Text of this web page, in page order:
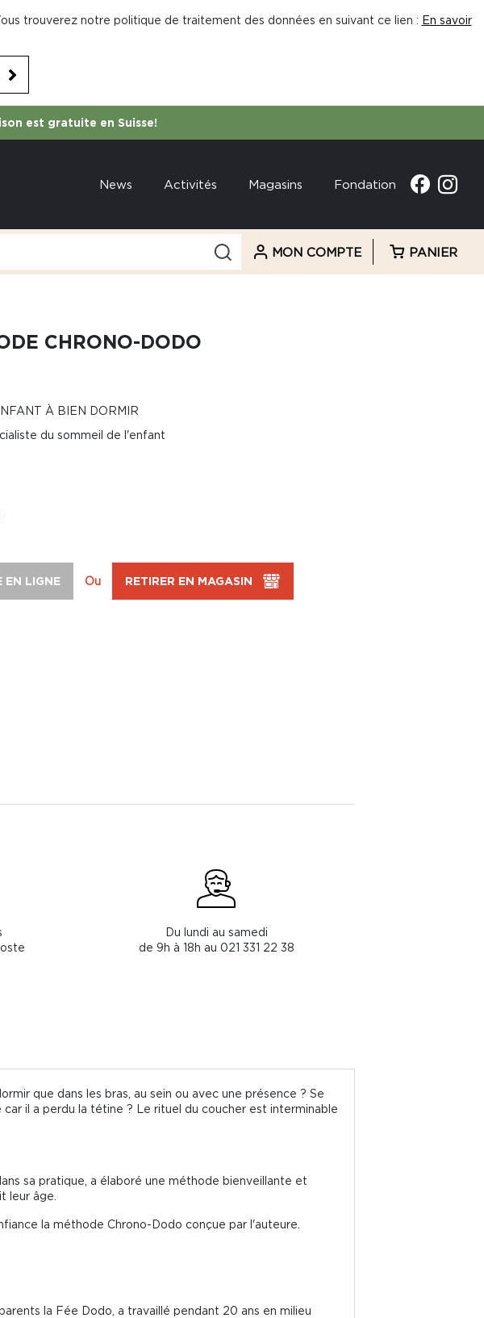
trouverez notre politique de traitement des données en suivant ce lien : En savoir
est gratuite en Suisse!
News Activités Magasins Fondation
MON COMPTE PANIER
CHRONO-DODO
À BIEN DORMIR
du sommeil de l'enfant
EN LIGNE Ou RETIRER EN MAGASIN
Du lundi au samedi
de 9h à 18h au 021 331 22 38
que dans les bras, au sein ou avec une présence ? Se
il a perdu la tétine ? Le rituel du coucher est interminable
sa pratique, a élaboré une méthode bienveillante et
leur âge.
la méthode Chrono-Dodo conçue par l'auteure.
la Fée Dodo, a travaillé pendant 20 ans en milieu